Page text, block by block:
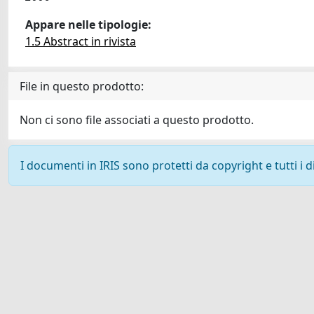
Appare nelle tipologie:
1.5 Abstract in rivista
File in questo prodotto:
Non ci sono file associati a questo prodotto.
I documenti in IRIS sono protetti da copyright e tutti i